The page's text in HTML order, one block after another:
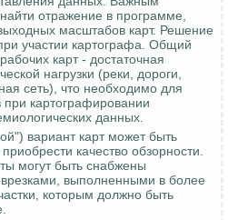
отражение в программе,
масштабов карт. Решение
участии картографа. Общий
карт - достаточная
нагрузки (реки, дороги,
сеть), что необходимо для
картографировании
данных.
вариант карт может быть
качество обзорности.
могут быть снабжены
выполненными в более
которым должно быть